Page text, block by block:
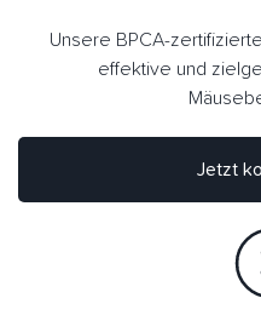
Jetzt
Unsere BPCA-
effektive und